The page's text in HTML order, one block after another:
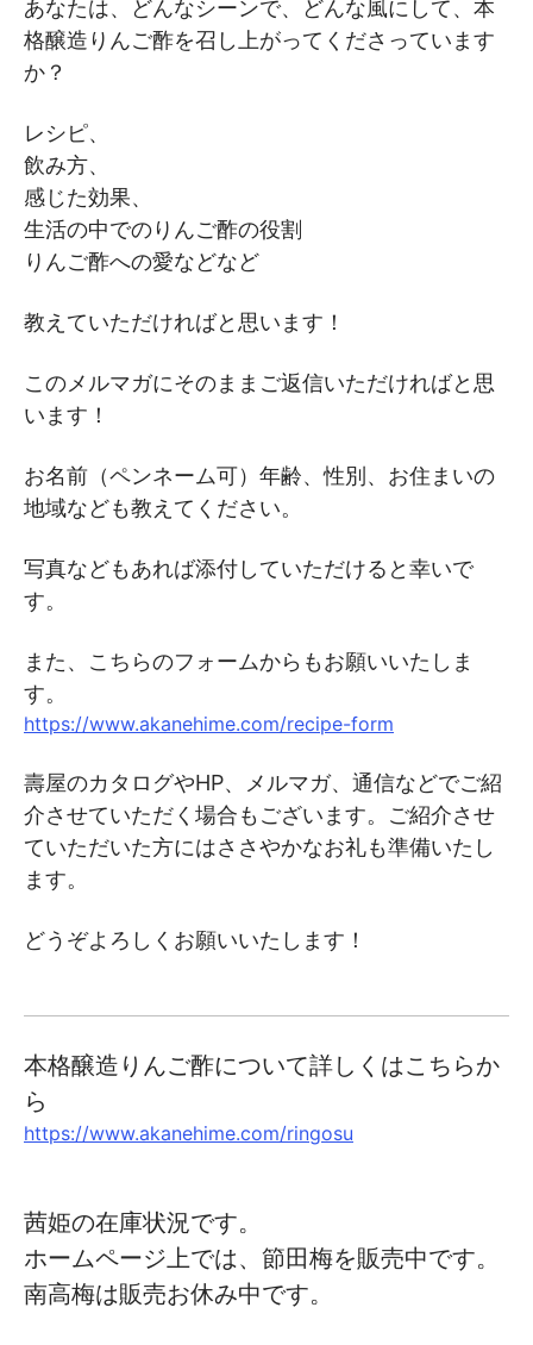
あなたは、どんなシーンで、どんな風にして、本
格醸造りんご酢を召し上がってくださっています
か？
レシピ、
飲み方、
感じた効果、
生活の中でのりんご酢の役割
りんご酢への愛などなど
教えていただければと思います！
このメルマガにそのままご返信いただければと思
います！
お名前（ペンネーム可）年齢、性別、お住まいの
地域なども教えてください。
写真などもあれば添付していただけると幸いで
す。
また、こちらのフォームからもお願いいたしま
す。
https://www.akanehime.com/recipe-form
壽屋のカタログやHP、メルマガ、通信などでご紹
介させていただく場合もございます。ご紹介させ
ていただいた方にはささやかなお礼も準備いたし
ます。
どうぞよろしくお願いいたします！
本格醸造りんご酢について詳しくはこちらか
ら
https://www.akanehime.com/ringosu
茜姫の在庫状況です。
ホームページ上では、節田梅を販売中です。
南高梅は販売お休み中です。